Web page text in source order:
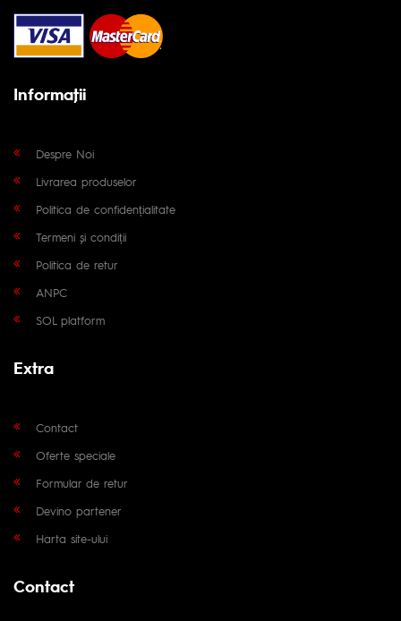
Informaţii
Despre Noi
Livrarea produselor
Politica de confidențialitate
Termeni și condiții
Politica de retur
ANPC
SOL platform
Extra
Contact
Oferte speciale
Formular de retur
Devino partener
Harta site-ului
Contact